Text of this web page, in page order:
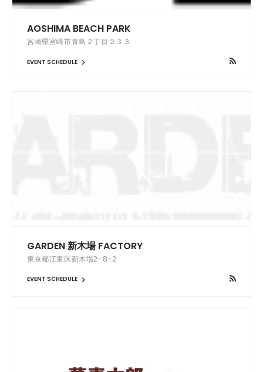
AOSHIMA BEACH PARK
宮崎県宮崎市青島２丁目２３３
EVENT SCHEDULE
GARDEN 新木場 FACTORY
東京都江東区新木場2-8-2
EVENT SCHEDULE